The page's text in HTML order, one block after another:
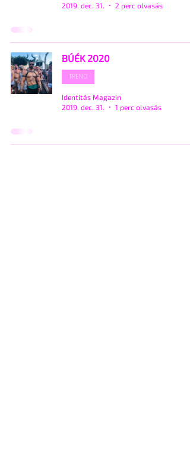
2019. dec. 31.
2 perc olvasás
BÚÉK 2020
TREND
Identitás Magazin
2019. dec. 31.
1 perc olvasás